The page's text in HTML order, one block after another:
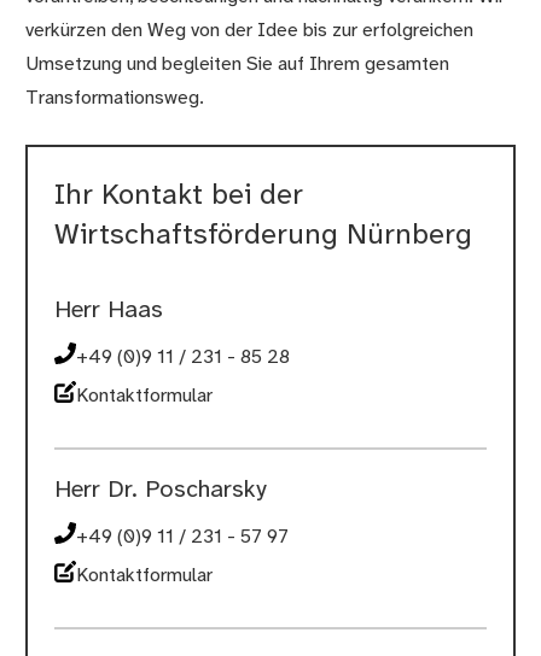
verkürzen den Weg von der Idee bis zur erfolgreichen
Umsetzung und begleiten Sie auf Ihrem gesamten
Transformationsweg.
Ihr Kontakt bei der
Wirtschaftsförderung Nürnberg
Herr Haas
+49 (0)9 11 / 231 - 85 28
Kontaktformular
Herr Dr. Poscharsky
+49 (0)9 11 / 231 - 57 97
Kontaktformular